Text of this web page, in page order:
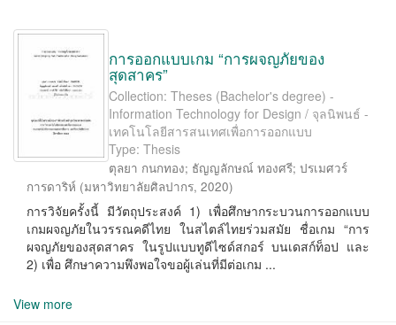
การออกแบบเกม “การผจญภัยของ
สุดสาคร”
Collection: Theses (Bachelor's degree) -
Information Technology for Design / จุลนิพนธ์ -
เทคโนโลยีสารสนเทศเพื่อการออกแบบ
Type: Thesis
ตุลยา กนกทอง; ธัญญลักษณ์ ทองศรี; ปรเมศวร์
การดาริห์ (มหาวิทยาลัยศิลปากร, 2020)
การวิจัยครั้งนี้ มีวัตถุประสงค์ 1) เพื่อศึกษากระบวนการออกแบบ
เกมผจญภัยในวรรณคดีไทย ในสไตล์ไทยร่วมสมัย ชื่อเกม “การ
ผจญภัยของสุดสาคร ในรูปแบบทูดีไซด์สกอร์ บนเดสก์ท็อป และ
2) เพื่อ ศึกษาความพึงพอใจขอผู้เล่นที่มีต่อเกม ...
View more